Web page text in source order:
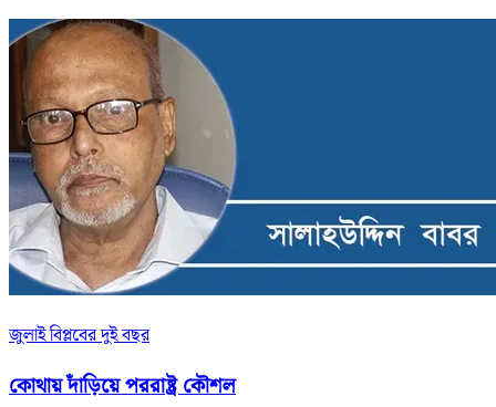
জুলাই বিপ্লবের দুই বছর
কোথায় দাঁড়িয়ে পররাষ্ট্র কৌশল